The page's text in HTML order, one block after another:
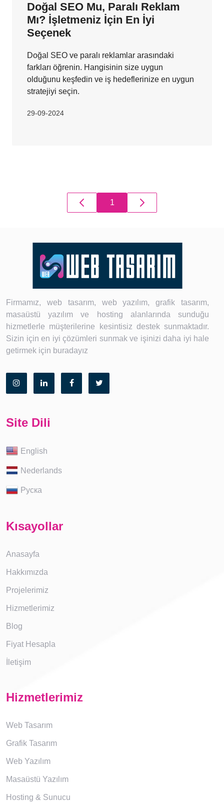
Doğal SEO Mu, Paralı Reklam
Mı? İşletmeniz İçin En İyi
Seçenek
Doğal SEO ve paralı reklamlar arasındaki
farkları öğrenin. Hangisinin size uygun
olduğunu keşfedin ve iş hedeflerinize en uygun
stratejiyi seçin.
29-09-2024
1
Firmamız, web tasarım, web yazılım, grafik tasarım,
masaüstü yazılım ve hosting alanlarında sunduğu
hizmetlerle müşterilerine kesintisiz destek sunmaktadır.
Sizin için en iyi çözümleri sunmak ve işinizi daha iyi hale
getirmek için buradayız
Site Dili
English
Nederlands
Руска
Kısayollar
Anasayfa
Hakkımızda
Projelerimiz
Hizmetlerimiz
Blog
Fiyat Hesapla
İletişim
Hizmetlerimiz
Web Tasarım
Grafik Tasarım
Web Yazılım
Masaüstü Yazılım
Hosting & Sunucu